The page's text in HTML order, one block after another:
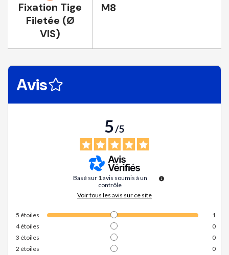
Fixation Tige
Filetée (Ø
VIS)
M8
Avis
5/5
Basé sur 1 avis soumis à un
contrôle
Voir tous les avis sur ce site
5 étoiles
1
4étoiles
0
3 étoiles
0
2 étoiles
0